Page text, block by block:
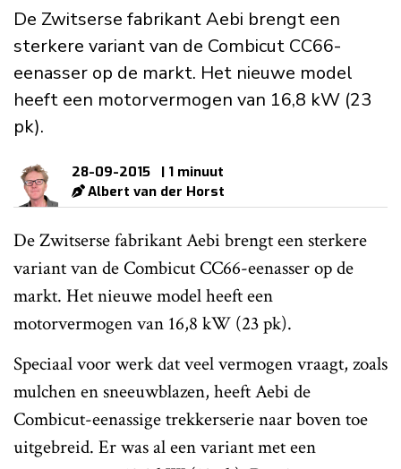
De Zwitserse fabrikant Aebi brengt een
sterkere variant van de Combicut CC66-
eenasser op de markt. Het nieuwe model
heeft een motorvermogen van 16,8 kW (23
pk).
28-09-2015
| 1 minuut
Albert van der Horst
De Zwitserse fabrikant Aebi brengt een sterkere
variant van de Combicut CC66-eenasser op de
markt. Het nieuwe model heeft een
motorvermogen van 16,8 kW (23 pk).
Speciaal voor werk dat veel vermogen vraagt, zoals
mulchen en sneeuwblazen, heeft Aebi de
Combicut-eenassige trekkerserie naar boven toe
uitgebreid. Er was al een variant met een